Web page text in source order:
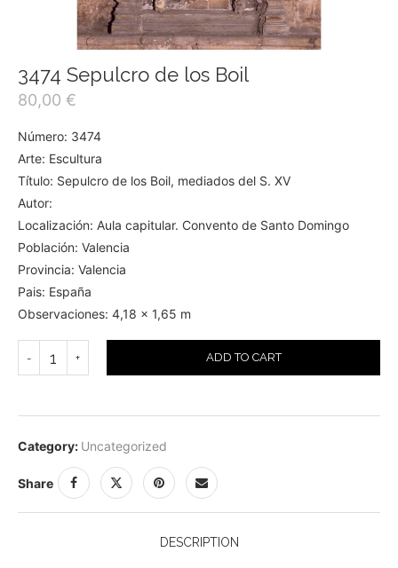
3474 Sepulcro de los Boil
80,00 €
Número: 3474
Arte: Escultura
Título: Sepulcro de los Boil, mediados del S. XV
Autor:
Localización: Aula capitular. Convento de Santo Domingo
Población: Valencia
Provincia: Valencia
Pais: España
Observaciones: 4,18 x 1,65 m
ADD TO CART
Category: Uncategorized
Share
DESCRIPTION